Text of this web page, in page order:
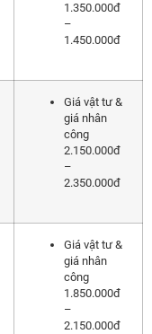
1.350.000đ
–
1.450.000đ
Giá vật tư &
giá nhân
công
2.150.000đ
–
2.350.000đ
Giá vật tư &
giá nhân
công
1.850.000đ
–
2.150.000đ